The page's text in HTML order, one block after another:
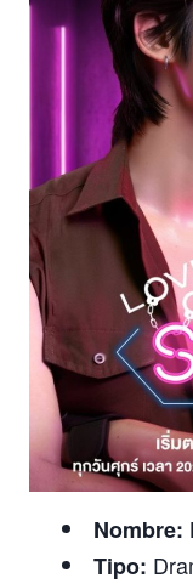
Nombre:
Tipo: